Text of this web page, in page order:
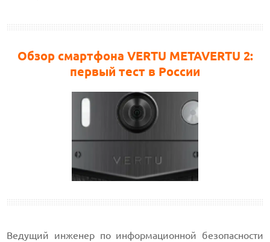
Обзор смартфона VERTU METAVERTU 2:
первый тест в России
Ведущий инженер по информационной безопасности